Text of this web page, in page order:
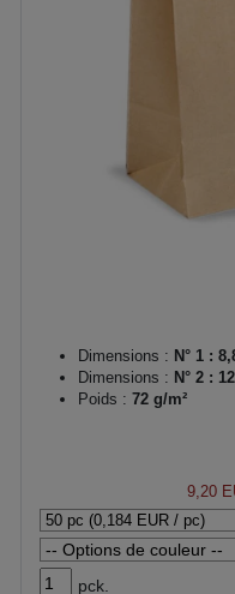
Dimensions : N° 1 :
Dimensions : N° 2 :
Poids : 72 g/m²
9,20
pck.